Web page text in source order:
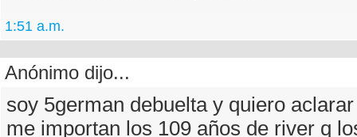
1:51 a.m.
Anónimo dijo...
soy 5german debuelta y quiero
me importan los 109 años de river q